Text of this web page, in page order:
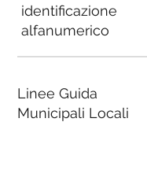
identificazione
alfanumerico
Linee Guida
Municipali Locali